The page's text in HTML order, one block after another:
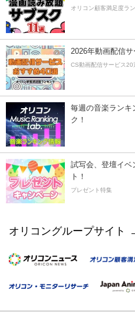
オリコン顧客満足度ラ
2026年動画配信サ
CS動画配信サービス20
毎週の音楽ランキ
ク！
試写会、登壇イベ
ト！
プレゼント特集
オリコングループサイト